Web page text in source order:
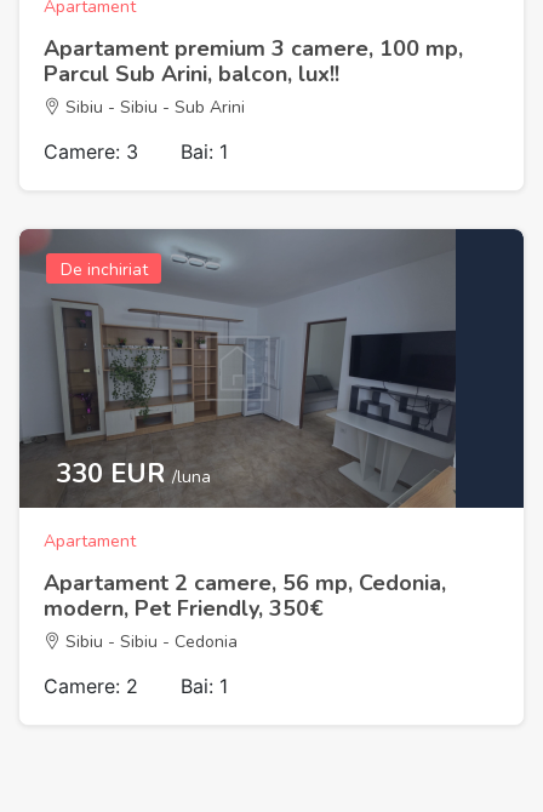
Apartament
Apartament premium 3 camere, 100 mp,
Parcul Sub Arini, balcon, lux!!
Sibiu - Sibiu - Sub Arini
Camere: 3 Bai: 1
De inchiriat
330 EUR/luna
Apartament
Apartament 2 camere, 56 mp, Cedonia,
modern, Pet Friendly, 350€
Sibiu - Sibiu - Cedonia
Camere: 2 Bai: 1